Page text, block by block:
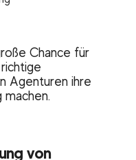
Chance für
Agenturen ihre
machen.
von